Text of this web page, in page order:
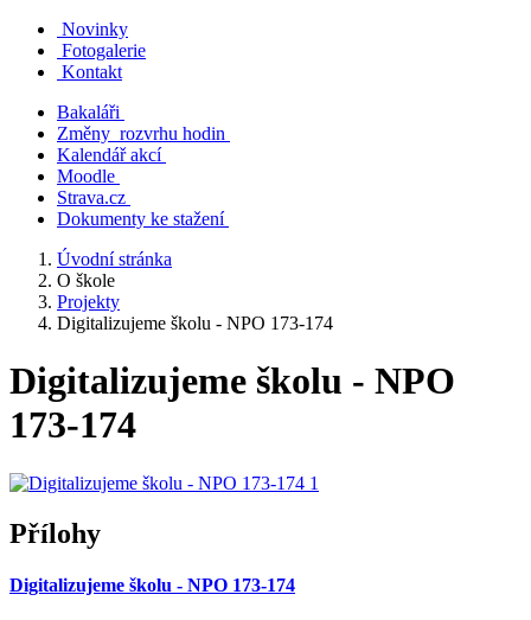
Novinky
Fotogalerie
Kontakt
Bakaláři
Změny rozvrhu hodin
Kalendář akcí
Moodle
Strava.cz
Dokumenty ke stažení
Úvodní stránka
O škole
Projekty
Digitalizujeme školu - NPO 173-174
Digitalizujeme školu - NPO
173-174
Přílohy
Digitalizujeme školu - NPO 173-174